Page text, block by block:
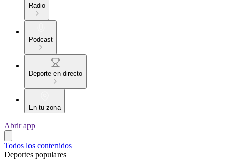
Radio
Podcast
Deporte en directo
En tu zona
Abrir app
Todos los contenidos
Deportes populares